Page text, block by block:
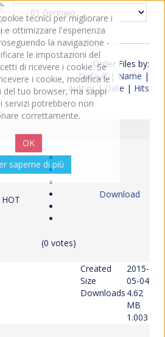
tecnici per migliorare i
e ottimizzare l'esperienza
la navigazione -
le impostazioni del
di ricevere i cookie. Se
i cookie, modifica le
del tuo browser, ma sappi
servizi potrebbero non
correttamente.
OK
saperne di più
Order Files by:
Default| Name |
Author|Date | Hits
HOT
(0 votes)
Download
Created
Size
Downloads
2015-
05-04
4.62
MB
1.003